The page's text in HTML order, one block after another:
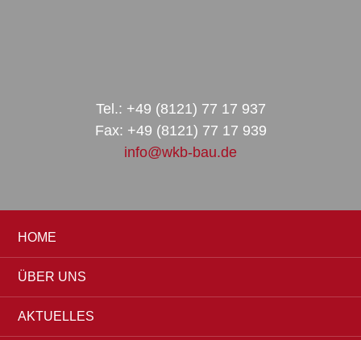
Tel.: +49 (8121) 77 17 937
Fax: +49 (8121) 77 17 939
info@wkb-bau.de
HOME
ÜBER UNS
AKTUELLES